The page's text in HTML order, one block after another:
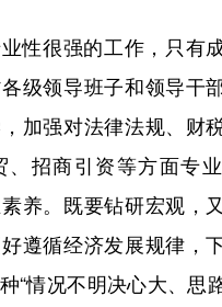
很强的工作，只有
级领导班子和领导干
加强对法律法规、财
、招商引资等方面专
养。既要钻研宏观，
遵循经济发展规律，
“情况不明决心大、思